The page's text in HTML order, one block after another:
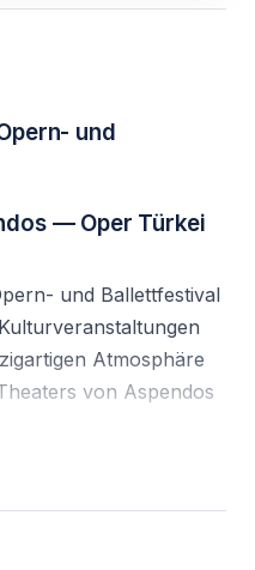
und
— Oper Türkei
und Ballettfestival
Atmosphäre
von Aspendos
Ballettfestival